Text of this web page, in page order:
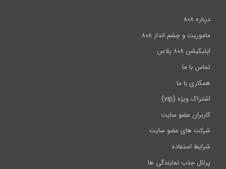
5:09
درباره ۸۰۸
ماموریت و چشم انداز ۸۰۸
اپلیکیشن ۸۰۸ پلاس
تماس با ما
همکاری با ما
اشتراک ویژه (vip)
کاربران عضو سایت
شرکت های عضو سایت
شرایط استفاده
پرتال جذب نمایندگی ها